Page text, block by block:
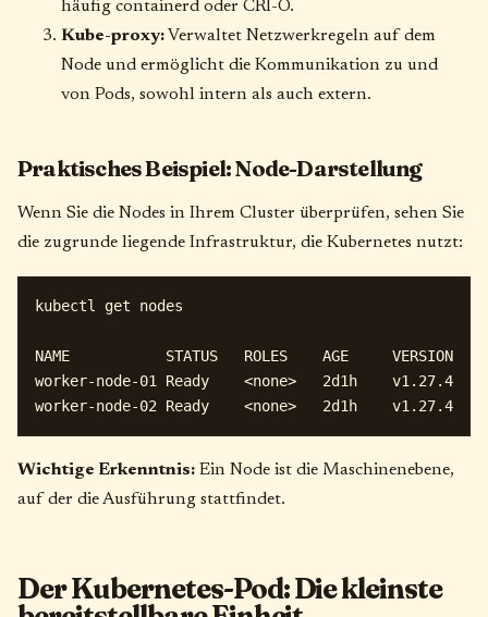
häufig containerd oder CRI-O.
Kube-proxy: Verwaltet Netzwerkregeln auf dem
Node und ermöglicht die Kommunikation zu und
von Pods, sowohl intern als auch extern.
Praktisches Beispiel: Node-Darstellung
Wenn Sie die Nodes in Ihrem Cluster überprüfen, sehen Sie
die zugrunde liegende Infrastruktur, die Kubernetes nutzt:
kubectl get nodes
NAME           STATUS   ROLES    AGE     VERSION
worker-node-01 Ready    <none>   2d1h    v1.27.4
Wichtige Erkenntnis: Ein Node ist die Maschinenebene,
auf der die Ausführung stattfindet.
Der Kubernetes-Pod: Die kleinste